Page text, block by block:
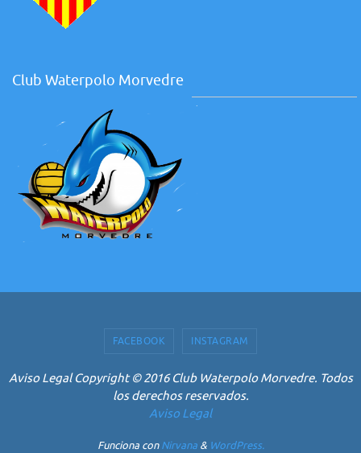
Club Waterpolo Morvedre
FACEBOOK INSTAGRAM
Aviso Legal Copyright © 2016 Club Waterpolo Morvedre. Todos
los derechos reservados.
Aviso Legal
Funciona conNirvana& WordPress.